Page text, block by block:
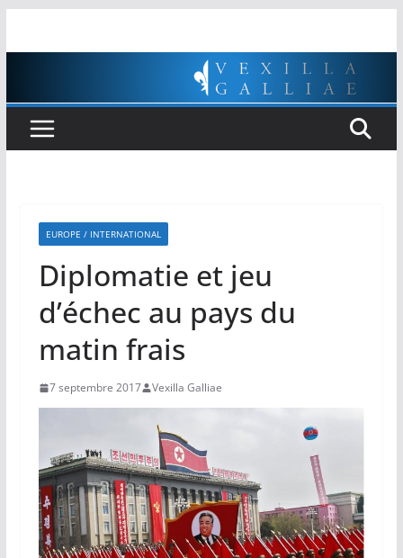
EUROPE / INTERNATIONAL
Diplomatie et jeu
d’échec au pays du
matin frais
7 septembre 2017 Vexilla Galliae